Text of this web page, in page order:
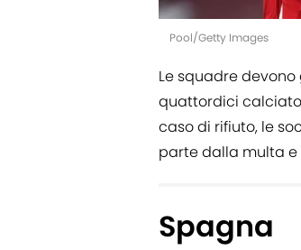
Pool/Getty Images
Le squadre
quattordici
caso di rifiuto, le
parte dalla multa e
Spagna